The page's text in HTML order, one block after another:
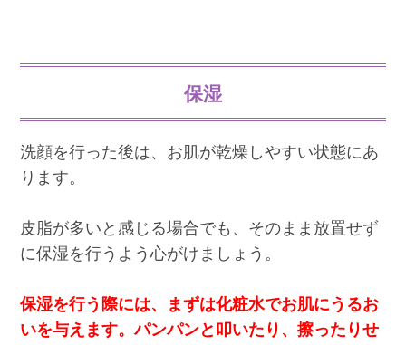
保湿
洗顔を行った後は、お肌が乾燥しやすい状態にあ
ります。
皮脂が多いと感じる場合でも、そのまま放置せず
に保湿を行うよう心がけましょう。
保湿を行う際には、まずは化粧水でお肌にうるお
いを与えます。パンパンと叩いたり、擦ったりせ